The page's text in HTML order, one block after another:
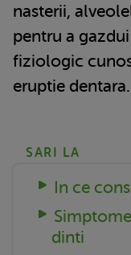
nasterii,
pentru a
fiziologic
eruptie dentara.
SARI LA
In ce
dinti